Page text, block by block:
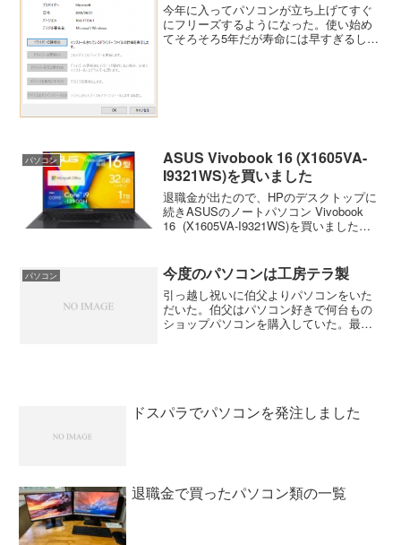
今年に入ってパソコンが立ち上げてすぐ
にフリーズするようになった。使い始め
てそろそろ5年だが寿命には早すぎるし、
パソコン
ASUS Vivobook 16 (X1605VA-
I9321WS)を買いました
退職金が出たので、HPのデスクトップに
続きASUSのノートパソコン Vivobook
16 (X1605VA-I9321WS)を買いました。
カクカクする...
パソコン 今度のパソコンは工房テラ製
引っ越し祝いに伯父よりパソコンをいた
だいた。伯父はパソコン好きで何台もの
ショップパソコンを購入していた。最近
ドスパラでパソコンを発注しました
退職金で買ったパソコン類の一覧